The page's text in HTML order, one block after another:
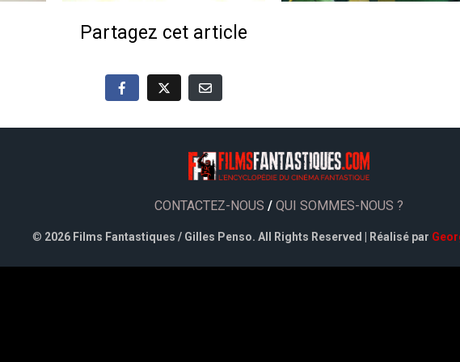
Partagez cet article
CONTACTEZ-NOUS / QUI SOMMES-NOUS ?
© 2026 Films Fantastiques / Gilles Penso. All Rights Reserved | Réalisé par